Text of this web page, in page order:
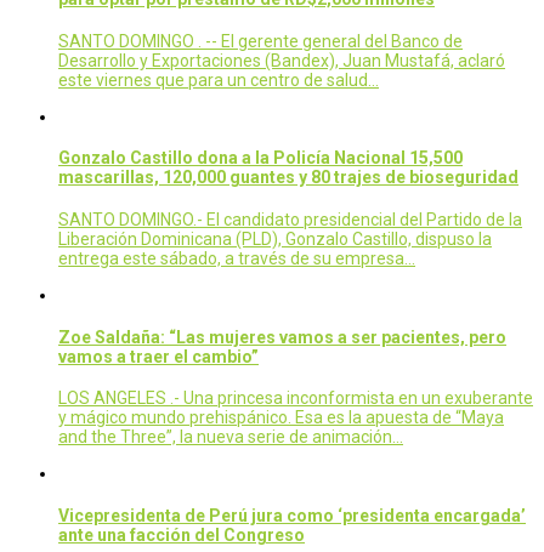
SANTO DOMINGO . -- El gerente general del Banco de
Desarrollo y Exportaciones (Bandex), Juan Mustafá, aclaró
este viernes que para un centro de salud…
Gonzalo Castillo dona a la Policía Nacional 15,500
mascarillas, 120,000 guantes y 80 trajes de bioseguridad
SANTO DOMINGO.- El candidato presidencial del Partido de la
Liberación Dominicana (PLD), Gonzalo Castillo, dispuso la
entrega este sábado, a través de su empresa…
Zoe Saldaña: “Las mujeres vamos a ser pacientes, pero
vamos a traer el cambio”
LOS ANGELES .- Una princesa inconformista en un exuberante
y mágico mundo prehispánico. Esa es la apuesta de “Maya
and the Three”, la nueva serie de animación…
Vicepresidenta de Perú jura como ‘presidenta encargada’
ante una facción del Congreso